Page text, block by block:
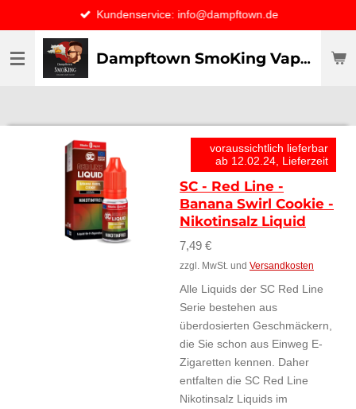
Hauptinhalt
springen
Dampftown SmoKing Vapor specialist & CO / VAPE ONLY THE BEST
Kundenservice: info@dampftown.de
voraussichtlich lieferbar
ab 12.02.24, Lieferzeit
SC - Red Line -
Banana Swirl Cookie -
Nikotinsalz Liquid
7,49 €
zzgl. MwSt. und Versandkosten
Alle Liquids der SC Red Line
Serie bestehen aus
überdosierten Geschmäckern,
die Sie schon aus Einweg E-
Zigaretten kennen. Daher
entfalten die SC Red Line
Nikotinsalz Liquids im